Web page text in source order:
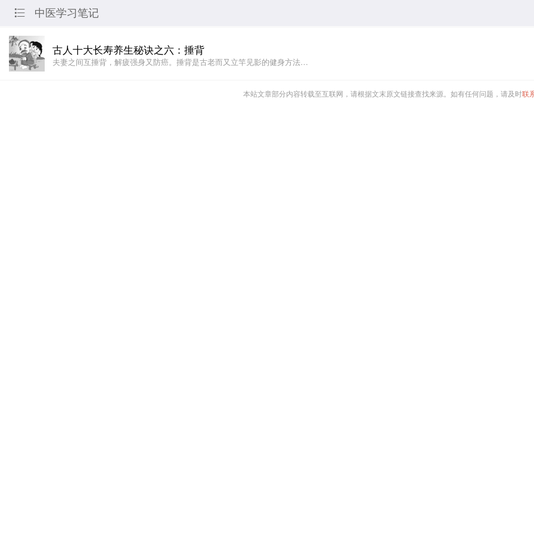
 中医学习笔记
古人十大长寿养生秘诀之六：捶背
夫妻之间互捶背，解疲强身又防癌。捶背是古老而又立竿见影的健身方法…
本站文章部分内容转载至互联网，请根据文末原文链接查找来源。如有任何问题，请及时联